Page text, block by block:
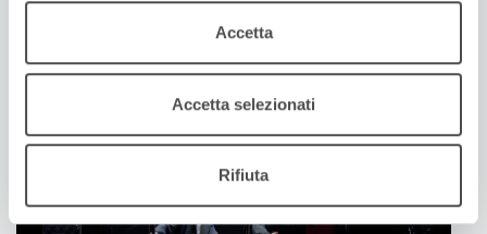
Accetta
Accetta selezionati
Rifiuta
GENDER BENDER XXII EDIZIONE